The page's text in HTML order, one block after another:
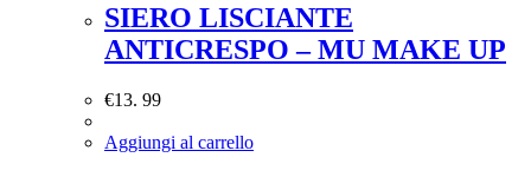
SIERO LISCIANTE
ANTICRESPO – MU MAKE UP
€13. 99
Aggiungi al carrello